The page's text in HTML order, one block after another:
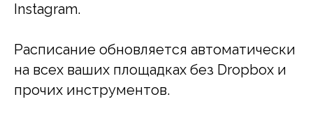
Instagram.
Расписание обновляется автоматически
на всех ваших площадках без Dropbox и
прочих инструментов.